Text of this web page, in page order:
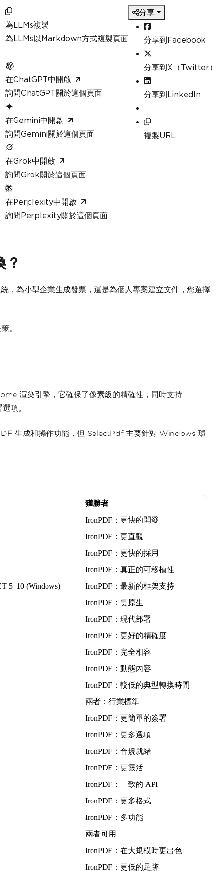
為LLMs複製
為LLMs以Markdown方式複製頁面
在ChatGPT中開啟
詢問ChatGPT關於這個頁面
在Gemini中開啟
詢問Gemini關於這個頁面
在Grok中開啟
詢問Grok關於這個頁面
在Perplexity中開啟
詢問Perplexity關於這個頁面
分享
分享到Facebook
分享到X（Twitter）
分享到LinkedIn
複製URL
？
，為小型企業生成發票，還是為個人專案建立文件，您選擇
。
渲染引擎，它確保了像素級的精確性，同時支持
項。
生成和操作功能，但 SelectPdf 主要針對 Windows 環
獲勝者
IronPDF：更快的開發
IronPDF：更直觀
IronPDF：更快的採用
IronPDF：真正的可移植性
5–10 (Windows)
IronPDF：最新的框架支持
IronPDF：雲原生
IronPDF：現代部署
IronPDF：更好的精確度
IronPDF：完全相容
IronPDF：動態內容
IronPDF：較低的典型轉換時間
兩者：行業標準
IronPDF：更簡單的簽署
IronPDF：更多選項
IronPDF：合規就緒
IronPDF：更靈活
IronPDF：一致的 API
IronPDF：更多格式
IronPDF：多功能
兩者可用
IronPDF：在大規模時更出色
IronPDF：更低的足跡